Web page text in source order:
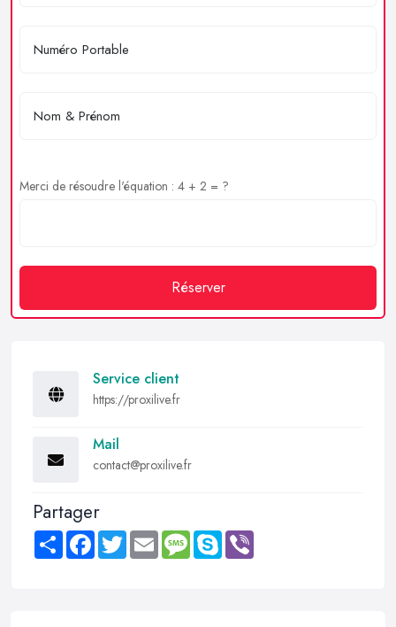
Merci de résoudre l'équation : 4 + 2 = ?
Réserver
Service client
https://proxilive.fr
Mail
contact@proxilive.fr
Partager
Share FacebookTwitter Email MessageSkype